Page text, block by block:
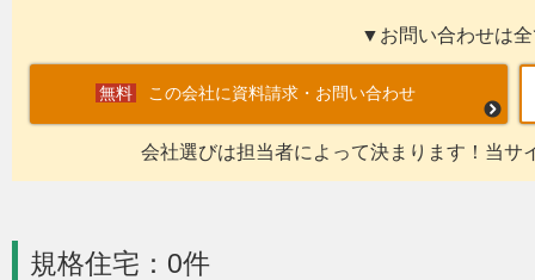
▼お問い合わせは
この会社に資料請求・お問い合わせ
会社選びは担当者によって決まります！当サ
規格住宅：0件